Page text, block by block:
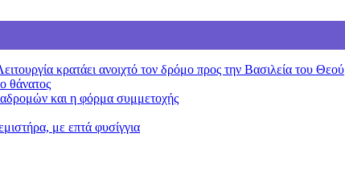
κρατάει ανοιχτό τον δρόμο προς την Βασιλεία του Θεού
θάνατος
και η φόρμα συμμετοχής
με επτά φυσίγγια